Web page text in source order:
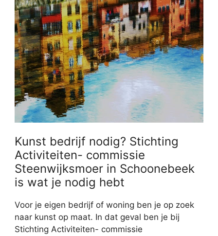
Kunst bedrijf nodig? Stichting
Activiteiten- commissie
Steenwijksmoer in Schoonebeek
is wat je nodig hebt
Voor je eigen bedrijf of woning ben je op zoek
naar kunst op maat. In dat geval ben je bij
Stichting Activiteiten- commissie